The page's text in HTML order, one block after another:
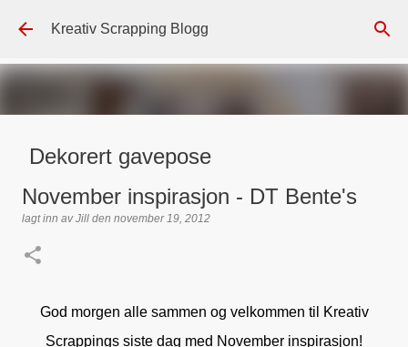
Gå til hovedinnhold
Kreativ Scrapping Blogg
Dekorert gavepose
PAPIRDESIGN
November inspirasjon - DT Bente's
lagt inn avJill den november 19, 2012
God morgen alle sammen og velkommen til Kreativ
Scrappings siste dag med November inspirasjon!